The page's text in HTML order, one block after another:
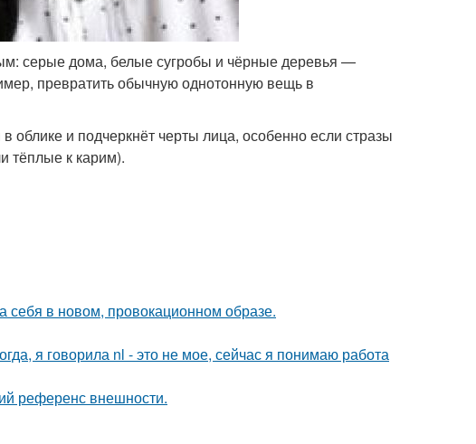
серые дома, белые сугробы и чёрные деревья —
превратить обычную однотонную вещь в
облике и подчеркнёт черты лица, особенно если стразы
тёплые к карим).
себя в новом, провокационном образе.
я говорила nl - это не мое, сейчас я понимаю работа
референс внешности.